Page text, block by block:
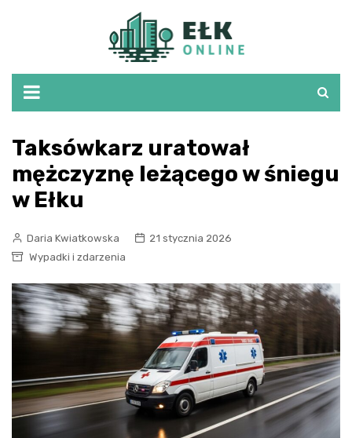
Taksówkarz uratował
mężczyznę leżącego w śniegu
w Ełku
Daria Kwiatkowska
21 stycznia 2026
Wypadki i zdarzenia